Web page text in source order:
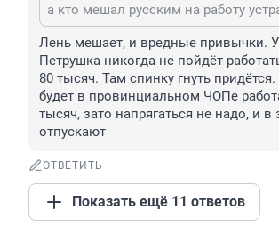
Лень мешает, и вредные привычки.
Петрушка никогда не пойдёт
80 тысяч. Там спинку гнуть
будет в провинциальном ЧОПе
тысяч, зато напрягаться не надо, и в
отпускают
ОТВЕТИТЬ
Показать ещё 11 ответов